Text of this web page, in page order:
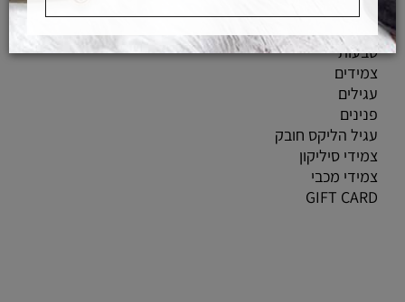
שרשראות
טבעות
צמידים
עגילים
פנינים
עגיל הליקס חובק
צמידי סיליקון
צמידי מכבי
GIFT CARD